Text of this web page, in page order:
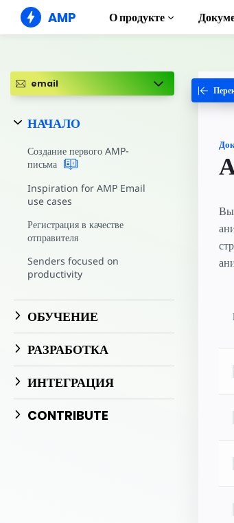
AMP О продукте
Создавайте
решения
Сверхбыстрая
email
НАЧАЛО
Создание первого AMP-
письма
Inspiration for AMP Email
use cases
Регистрация в качестве
отправителя
Senders focused on
productivity
ОБУЧЕНИЕ
РАЗРАБОТКА
ИНТЕГРАЦИЯ
CONTRIBUTE
Вы